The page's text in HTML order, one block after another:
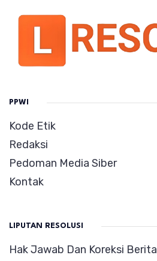
PPWI
Kode Etik
Redaksi
Pedoman Media Siber
Kontak
LIPUTAN RESOLUSI
Hak Jawab Dan Koreksi Berita